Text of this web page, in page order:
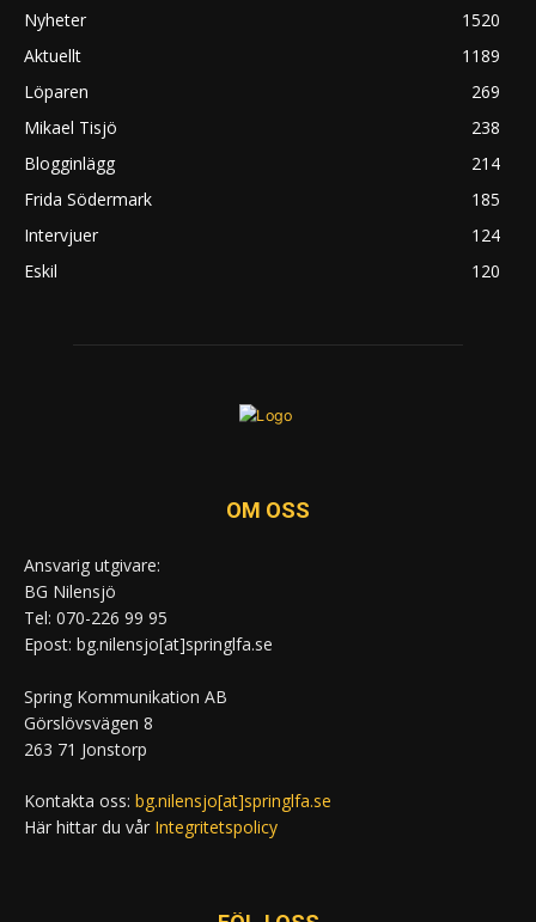
Nyheter
1520
Aktuellt
1189
Löparen
269
Mikael Tisjö
238
Blogginlägg
214
Frida Södermark
185
Intervjuer
124
Eskil
120
OM OSS
Ansvarig utgivare:
BG Nilensjö
Tel: 070-226 99 95
Epost: bg.nilensjo[at]springlfa.se
Spring Kommunikation AB
Görslövsvägen 8
263 71 Jonstorp
Kontakta oss: bg.nilensjo[at]springlfa.se
Här hittar du vår Integritetspolicy